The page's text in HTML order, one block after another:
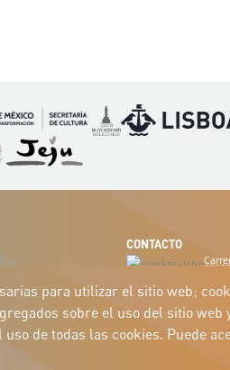
ImagenImagen
Imagen
CONTACTO
culture@uclg.org
para utilizar el sitio web;
sobre el uso del sitio web
de todas las cookies. Puede